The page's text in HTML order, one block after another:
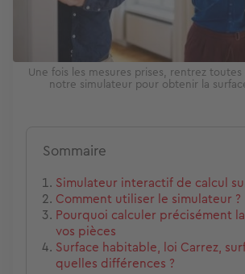
Une fois les mesures prises, rentrez
notre simulateur pour obtenir la
Sommaire
Simulateur interactif de calcul
Comment utiliser le simulateur ?
Pourquoi calculer précisément
vos pièces
Surface habitable, loi Carrez,
quelles différences ?